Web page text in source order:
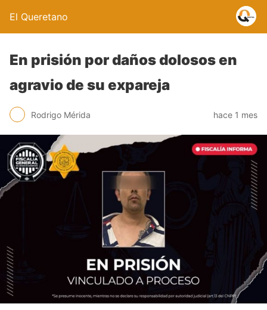
El Queretano
En prisión por daños dolosos en
agravio de su expareja
Rodrigo Mérida hace 1 mes